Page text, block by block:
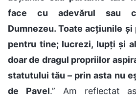
face cu adevărul sau
Dumnezeu. Toate acțiunile
pentru tine; lucrezi, lupți și
doar de dragul propriilor
statutului tău – prin asta nu
de Pavel.” Am reflectat